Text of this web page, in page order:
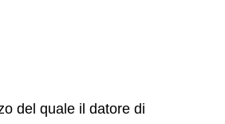
del quale il datore di